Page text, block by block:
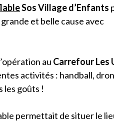
Sos Village d’Enfants
et belle cause avec
au Carrefour Les
activités : handball,
les goûts !
permettait de situer le